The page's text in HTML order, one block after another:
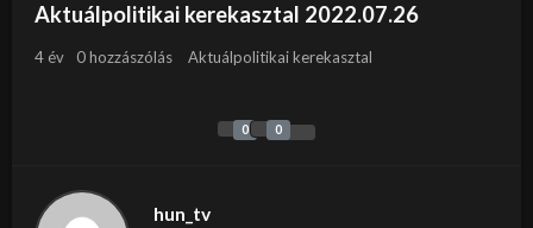
Aktuálpolitikai kerekasztal 2022.07.26
4 év 0 hozzászólás Aktuálpolitikai kerekasztal
0 0
hun_tv